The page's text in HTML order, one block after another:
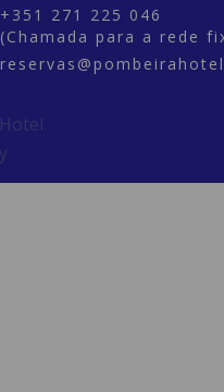
+351 271 225 046
(Chamada para a rede